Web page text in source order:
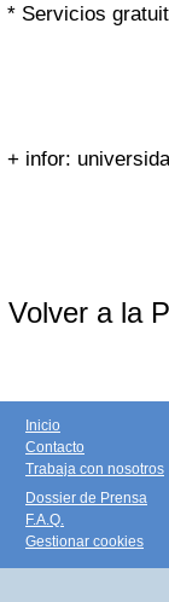
* Servicios
+ infor:
Volver a la
Inicio
Contacto
Trabaja con nosotros
Dossier de Prensa
F.A.Q.
Gestionar cookies